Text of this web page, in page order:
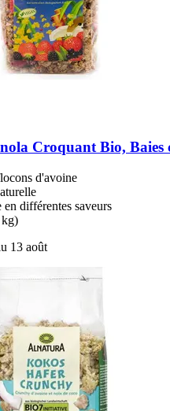
Croquant Bio, Baies
d'avoine
différentes saveurs
13 août